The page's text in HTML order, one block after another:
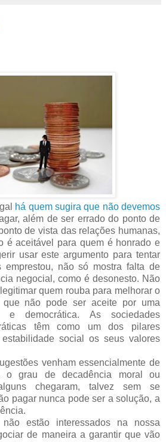
há quem sugira que não devemos
além de ser errado do ponto de
de vista das relações humanas,
é aceitável para quem é honrado e
usar este argumento para tentar
emprestou, não só mostra falta de
negocial, como é desonesto. Não
quem rouba para melhorar o
não pode ser aceite por uma
e democrática. As sociedades
têm como um dos pilares
social os seus valores
venham essencialmente de
o grau de decadência moral ou
chegaram, talvez sem se
pagar nunca pode ser a solução, a
estão interessados na nossa
de maneira a garantir que vão